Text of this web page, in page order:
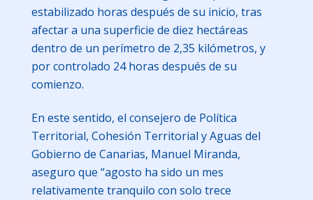
estabilizado horas después de su inicio, tras
afectar a una superficie de diez hectáreas
dentro de un perímetro de 2,35 kilómetros, y
por controlado 24 horas después de su
comienzo.
En este sentido, el consejero de Política
Territorial, Cohesión Territorial y Aguas del
Gobierno de Canarias, Manuel Miranda,
aseguro que “agosto ha sido un mes
relativamente tranquilo con solo trece